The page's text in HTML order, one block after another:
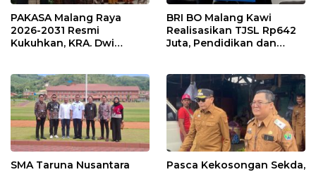
PAKASA Malang Raya
2026-2031 Resmi
Kukuhkan, KRA. Dwi
Didapuk Jadi Ketua
BRI BO Malang Kawi
Realisasikan TJSL Rp642
Juta, Pendidikan dan
SMA Taruna Nusantara
Pasca Kekosongan Sekda,